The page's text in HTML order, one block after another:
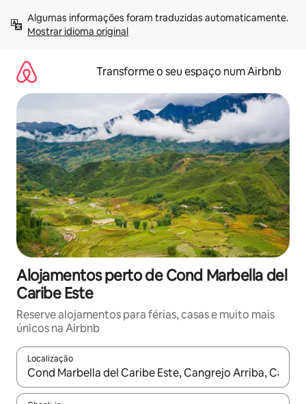
para
Mostrar idioma original
Transforme o seu espaço num Airbnb
Alojamentos perto de Cond Marbella del
Caribe Este
Reserve alojamentos para férias, casas e muito mais
únicos na Airbnb
Localização
Quando os resultados estiverem disponíveis, navegue com